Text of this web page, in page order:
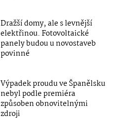
Dražší domy, ale s levnější
elektřinou. Fotovoltaické
panely budou u novostaveb
povinné
Výpadek proudu ve Španělsku
nebyl podle premiéra
způsoben obnovitelnými
zdroji